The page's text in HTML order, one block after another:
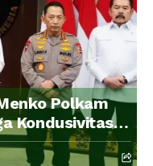
Polkam
Kondusivitas